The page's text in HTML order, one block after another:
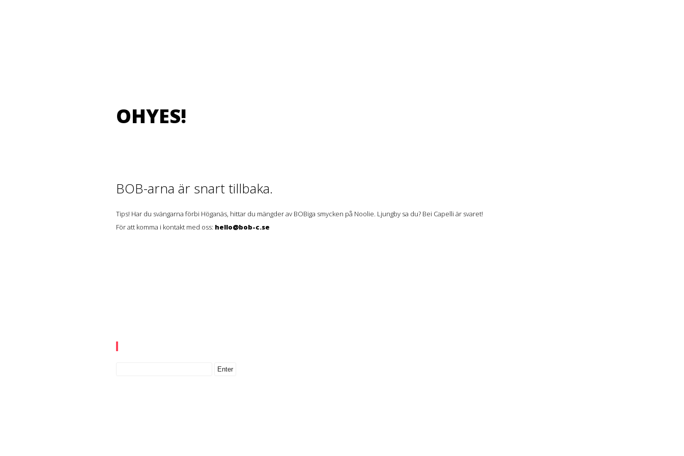
OHYES!
BOB-arna är snart tillbaka.
Tips! Har du svängarna förbi Höganäs, hittar du mängder av BOBiga smycken på Noolie. Ljungby sa du? Bei Capelli är svaret!
För att komma i kontakt med oss: hello@bob-c.se